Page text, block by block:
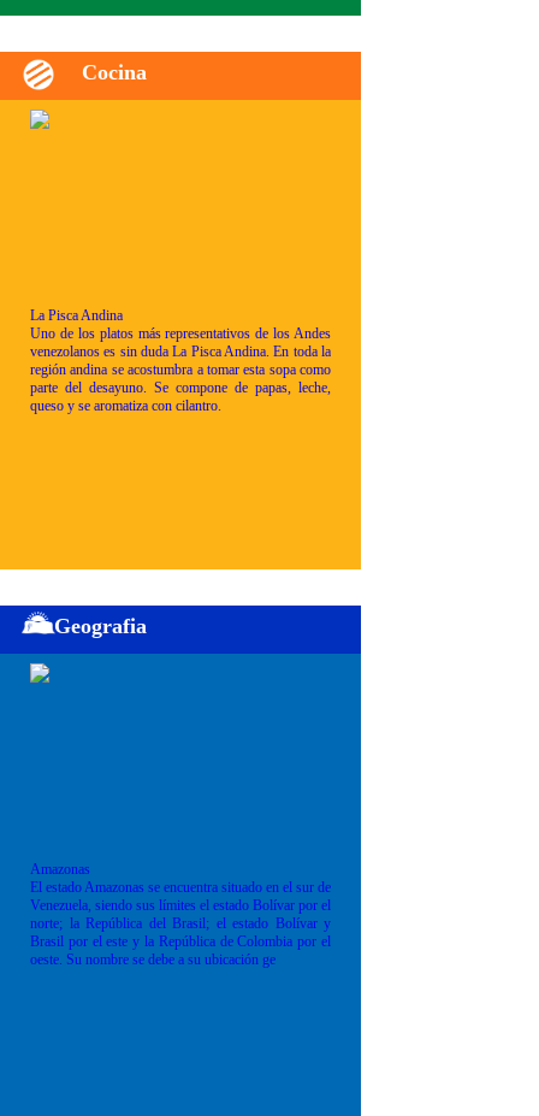
Cocina
La Pisca Andina
Uno de los platos más representativos de los Andes
venezolanos es sin duda La Pisca Andina. En toda la
región andina se acostumbra a tomar esta sopa como
parte del desayuno. Se compone de papas, leche,
queso y se aromatiza con cilantro.
Geografia
Amazonas
El estado Amazonas se encuentra situado en el sur de
Venezuela, siendo sus límites el estado Bolívar por el
norte; la República del Brasil; el estado Bolívar y
Brasil por el este y la República de Colombia por el
oeste. Su nombre se debe a su ubicación ge